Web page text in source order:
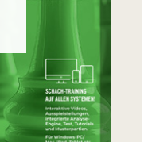
PANIER D'ACHATS
0ARTICLE
0,00 €
✔